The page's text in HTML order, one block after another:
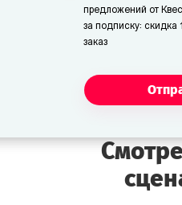
предложений от
за подписку: скидка
заказ